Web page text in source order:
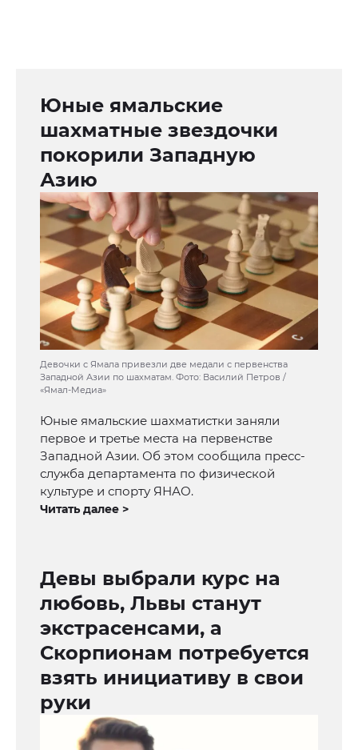
Юные ямальские
шахматные звездочки
покорили Западную
Азию
Девочки с Ямала привезли две медали с первенства
Западной Азии по шахматам. Фото: Василий Петров /
«Ямал-Медиа»
Юные ямальские шахматистки заняли
первое и третье места на первенстве
Западной Азии. Об этом сообщила пресс-
служба департамента по физической
культуре и спорту ЯНАО.
Читать далее >
Девы выбрали курс на
любовь, Львы станут
экстрасенсами, а
Скорпионам потребуется
взять инициативу в свои
руки